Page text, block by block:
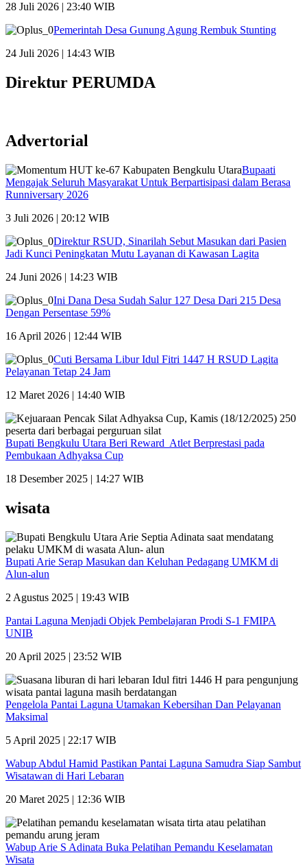
28 Juli 2026 | 23:40 WIB
Pemerintah Desa Gunung Agung Rembuk Stunting
24 Juli 2026 | 14:43 WIB
Direktur PERUMDA
Advertorial
Bupaati
Mengajak Seluruh Masyarakat Untuk Berpartisipasi dalam Berasa
Runniversary 2026
3 Juli 2026 | 20:12 WIB
Direktur RSUD, Sinarilah Sebut Masukan dari Pasien
Jadi Kunci Peningkatan Mutu Layanan di Kawasan Lagita
24 Juni 2026 | 14:23 WIB
Ini Dana Desa Sudah Salur 127 Desa Dari 215 Desa
Dengan Persentase 59%
16 April 2026 | 12:44 WIB
Cuti Bersama Libur Idul Fitri 1447 H RSUD Lagita
Pelayanan Tetap 24 Jam
12 Maret 2026 | 14:40 WIB
Bupati Bengkulu Utara Beri Reward Atlet Berprestasi pada
Pembukaan Adhyaksa Cup
18 Desember 2025 | 14:27 WIB
wisata
Bupati Arie Serap Masukan dan Keluhan Pedagang UMKM di
Alun-alun
2 Agustus 2025 | 19:43 WIB
Pantai Laguna Menjadi Objek Pembelajaran Prodi S-1 FMIPA
UNIB
20 April 2025 | 23:52 WIB
Pengelola Pantai Laguna Utamakan Kebersihan Dan Pelayanan
Maksimal
5 April 2025 | 22:17 WIB
Wabup Abdul Hamid Pastikan Pantai Laguna Samudra Siap Sambut
Wisatawan di Hari Lebaran
20 Maret 2025 | 12:36 WIB
Wabup Arie S Adinata Buka Pelatihan Pemandu Keselamatan
Wisata